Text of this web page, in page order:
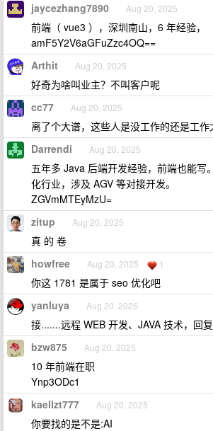
jaycezhang7890 Aug 20, 2025
前端（ vue3 ），深圳南山，6 年经验，
amF5Y2V6aGFuZzc4OQ==
Arthit Aug 20, 2025
好奇为啥叫业主？不叫客户呢
cc77 Aug 20, 2025
离了个大谱，这些人是没工作的还是工作
Darrendi Aug 20, 2025
五年多 Java 后端开发经验，前端也能写
化行业，涉及 AGV 等对接开发。
ZGVmMTEyMzU=
zitup Aug 20, 2025
真 的 卷
howfree Aug 20, 2025 1
你这 1781 是属于 seo 优化吧
yanluya Aug 20, 2025
接.......远程 WEB 开发、JAVA 技术，回
bzw875 Aug 20, 2025
10 年前端在职
Ynp3ODc1
kaellzt777 Aug 20, 2025
你要找的是不是:AI